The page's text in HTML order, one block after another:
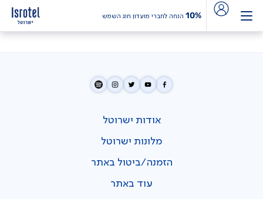
10% הנחה לחברי מועדון חוג השמש
אודות ישרוטל
מלונות ישרוטל
הזמנה/ביטול באתר
עוד באתר